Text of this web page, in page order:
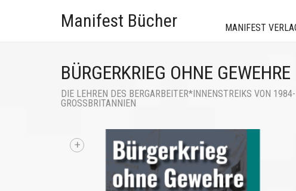
Manifest Bücher MANIFEST
BÜRGERKRIEG OHNE GEWEHRE
DIE LEHREN DES BERGARBEITER*INNENSTREIKS VON
GROSSBRITANNIEN
+